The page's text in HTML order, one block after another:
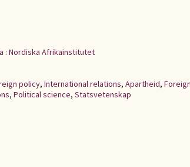
: Nordiska Afrikainstitutet
policy, International relations, Apartheid,
, Political science, Statsvetenskap